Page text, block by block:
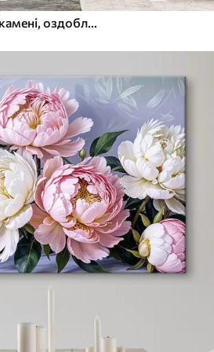
Пеалістичні естетичні камені, оздоблення будинку, природне освітлення